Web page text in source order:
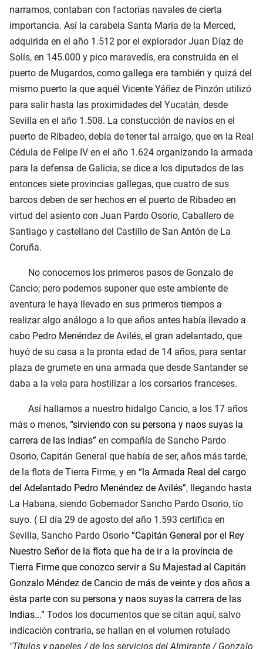
narramos, contaban con factorías navales de cierta
importancia. Así la carabela Santa María de la Merced,
adquirida en el año 1.512 por el explorador Juan Díaz de
Solís, en 145.000 y pico maravedís, era construida en el
puerto de Mugardos, como gallega era también y quizá del
mismo puerto la que aquél Vicente Yáñez de Pinzón utilizó
para salir hasta las proximidades del Yucatán, desde
Sevilla en el año 1.508. La constucción de navíos en el
puerto de Ribadeo, debía de tener tal arraigo, que en la Real
Cédula de Felipe IV en el año 1.624 organizando la armada
para la defensa de Galicia, se dice a los diputados de las
entonces siete provincias gallegas, que cuatro de sus
barcos deben de ser hechos en el puerto de Ribadeo en
virtud del asiento con Juan Pardo Osorio, Caballero de
Santiago y castellano del Castillo de San Antón de La
Coruña.
No conocemos los primeros pasos de Gonzalo de
Cancio; pero podemos suponer que este ambiente de
aventura le haya llevado en sus primeros tiempos a
realizar algo análogo a lo que años antes había llevado a
cabo Pedro Menéndez de Avilés, el gran adelantado, que
huyó de su casa a la pronta edad de 14 años, para sentar
plaza de grumete en una armada que desde Santander se
daba a la vela para hostilizar a los corsarios franceses.
Así hallamos a nuestro hidalgo Cancio, a los 17 años
más o menos, sirviendo con su persona y naos suyas la
carrera de las Indias en compañía de Sancho Pardo
Osorio, Capitán General que había de ser, años más tarde,
de la flota de Tierra Firme, y en
la Armada Real del cargo
del Adelantado Pedro Menéndez de Avilés , llegando hasta
La Habana, siendo Gobernador Sancho Pardo Osorio, tío
suyo. ( El día 29 de agosto del año 1.593 certifica en
Sevilla, Sancho Pardo Osorio Capitán General por el Rey
Nuestro Señor de la flota que ha de ir a la província de
Tierra Firme que conozco servir a Su Majestad al Capitán
Gonzalo Méndez de Cancio de más de veinte y dos años a
ésta parte con su persona y naos suyas la carrera de las
Indias... Todos los documentos que se citan aquí, salvo
indicación contraria, se hallan en el volumen rotulado
"Títulos y papeles / de los servicios del Almirante / Gonzalo